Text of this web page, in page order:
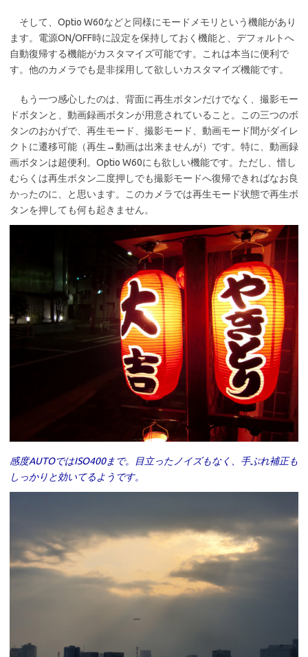
そして、Optio W60などと同様にモードメモリという機能があり
ます。電源ON/OFF時に設定を保持しておく機能と、デフォルトへ
自動復帰する機能がカスタマイズ可能です。これは本当に便利で
す。他のカメラでも是非採用して欲しいカスタマイズ機能です。
もう一つ感心したのは、背面に再生ボタンだけでなく、撮影モー
ドボタンと、動画録画ボタンが用意されていること。この三つのボ
タンのおかげで、再生モード、撮影モード、動画モード間がダイレ
クトに遷移可能（再生→動画は出来ませんが）です。特に、動画録
画ボタンは超便利。Optio W60にも欲しい機能です。ただし、惜し
むらくは再生ボタン二度押しでも撮影モードへ復帰できればなお良
かったのに、と思います。このカメラでは再生モード状態で再生ボ
タンを押しても何も起きません。
感度AUTOではISO400まで。目立ったノイズもなく、手ぶれ補正も
しっかりと効いてるようです。